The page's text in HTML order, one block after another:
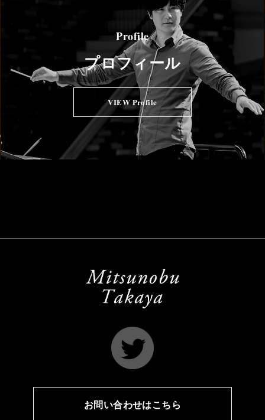
Profile
プロフィール
VIEW Profile
お問い合わせはこちら